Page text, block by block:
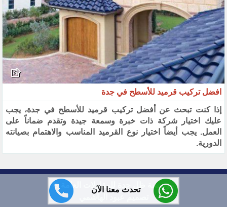
تحدث معنا الآن
افضل تركيب قرميد للأسطح في جدة
إذا كنت تبحث عن أفضل تركيب قرميد للأسطح في جدة، يجب
عليك اختيار شركة ذات خبرة وسمعة جيدة وتقدم ضماناً على
العمل. يجب أيضاً اختيار نوع القرميد المناسب والاهتمام بصيانته
الدورية.
مؤسسة ظل جدة للمقاولات العامة ©